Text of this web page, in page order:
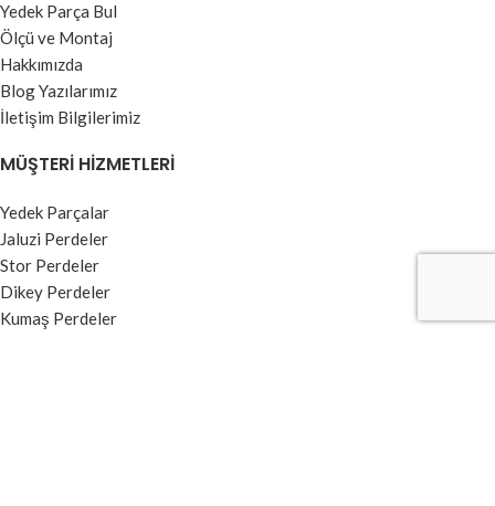
Yedek Parça Bul
Ölçü ve Montaj
Hakkımızda
Blog Yazılarımız
İletişim Bilgilerimiz
MÜŞTERI HIZMETLERI
Yedek Parçalar
Jaluzi Perdeler
Stor Perdeler
Dikey Perdeler
Kumaş Perdeler